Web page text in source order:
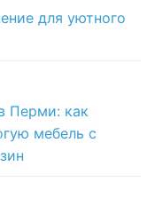
для уютного
Перми: как
мебель с